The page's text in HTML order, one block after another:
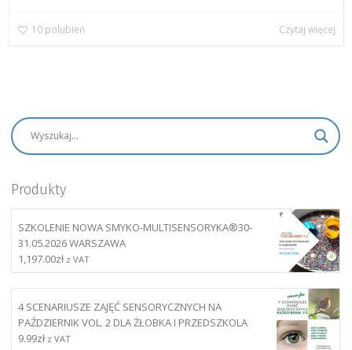
10 polubień Czytaj więcej
Produkty
SZKOLENIE NOWA SMYKO-MULTISENSORYKA®30-
31.05.2026 WARSZAWA
1,197.00zł z VAT
4 SCENARIUSZE ZAJĘĆ SENSORYCZNYCH NA
PAŹDZIERNIK VOL. 2 DLA ŻŁOBKA I PRZEDSZKOLA
9.99zł z VAT